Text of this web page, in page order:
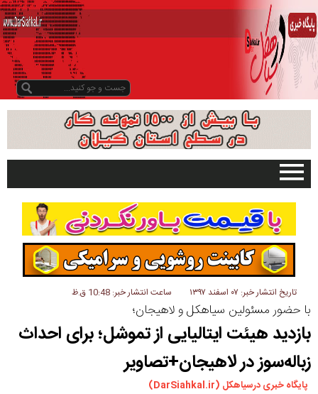
صفحه اصلی
تبلیغات در سایت
گیلان
سیاهکل
دیلمان
روستاها
ورزشی
سیاسی
چندرسانه ای
تاریخ انتشار خبر: ۰۷ اسفند ۱۳۹۷ ساعت انتشار خبر: 10:48 ق.ظ
با حضور مسئولین سیاهکل و لاهیجان؛
بازدید هیئت ایتالیایی از تموشل؛ برای احداث
زباله‌سوز در لاهیجان+تصاویر
پایگاه خبری درسیاهکل (DarSiahkal.ir)